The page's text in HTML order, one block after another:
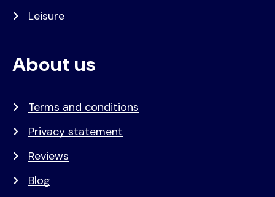
Leisure
About us
Terms and conditions
Privacy statement
Reviews
Blog